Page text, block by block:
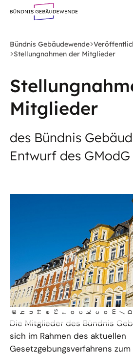
Hauptinhalt
Bündnis Gebäudewende
Stellungnahmen der Mitglieder
Mitglieder
des Bündnis
Entwurf des GModG
©
shut t
er s
tock .
co m
/Des
Die Mitglieder des Bündnis
sich im Rahmen des aktuellen
Gesetzgebungsverfahrens